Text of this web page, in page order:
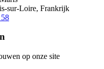
sur-Loire, Frankrijk
op onze site